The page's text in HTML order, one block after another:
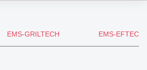
EMS-GRILTECH EMS-EFTEC